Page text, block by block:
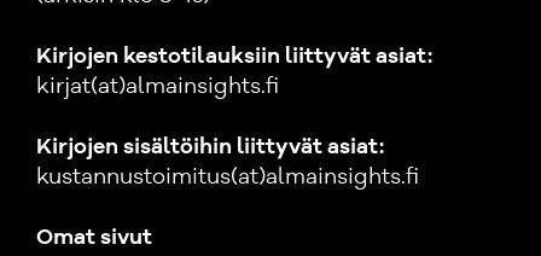
Kirjojen kestotilauksiin liittyvät asiat:
kirjat(at)almainsights.fi
Kirjojen sisältöihin liittyvät asiat:
kustannustoimitus(at)almainsights.fi
Omat sivut